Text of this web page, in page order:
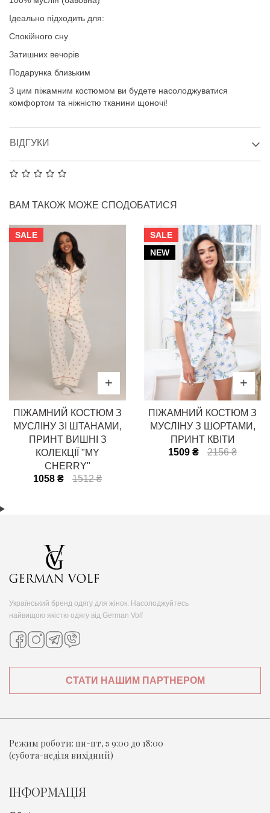
Ідеально підходить для:
Спокійного сну
Затишних вечорів
Подарунка близьким
З цим піжамним костюмом ви будете насолоджуватися
комфортом та ніжністю тканини щоночі!
ВІДГУКИ
ВАМ ТАКОЖ МОЖЕ СПОДОБАТИСЯ
SALE
ПІЖАМНИЙ КОСТЮМ З
МУСЛІНУ ЗІ ШТАНАМИ,
ПРИНТ ВИШНІ З
КОЛЕКЦІЇ "MY
CHERRY"
1058 ₴
1512 ₴
SALE
NEW
ПІЖАМНИЙ КОСТЮМ З
МУСЛІНУ З ШОРТАМИ,
ПРИНТ КВІТИ
1509 ₴
2156 ₴
Український бренд одягу для жінок. Насолоджуйтесь
найвищою якістю одягу від German Volf
СТАТИ НАШИМ ПАРТНЕРОМ
Режим роботи: пн-пт, з 9:00 до 18:00
(субота-неділя вихідний)
ІНФОРМАЦІЯ